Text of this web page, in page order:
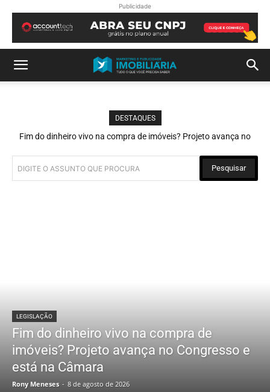
Publicidade
DESTAQUES
Fim do dinheiro vivo na compra de imóveis? Projeto avança no
DIGITE O ASSUNTO QUE PROCURA Pesquisar
LEGISLAÇÃO
Fim do dinheiro vivo na compra de
imóveis? Projeto avança no Congresso e
está na Câmara
Rony Meneses - 8 de agosto de 2026